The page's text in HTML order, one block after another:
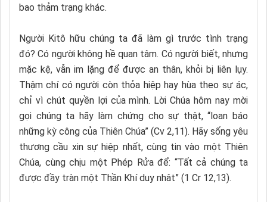
bao thảm trạng khác.
Người Kitô hữu chúng ta đã làm gì trước tình trạng
đó? Có người không hề quan tâm. Có người biết, nhưng
mặc kệ, vẫn im lặng để được an thân, khỏi bị liên lụy.
Thậm chí có người còn thỏa hiệp hay hùa theo sự ác,
chỉ vì chút quyền lợi của mình. Lời Chúa hôm nay mời
gọi chúng ta hãy làm chứng cho sự thật, “loan báo
những kỳ công của Thiên Chúa” (Cv 2,11). Hãy sống yêu
thương cầu xin sự hiệp nhất, cùng tin vào một Thiên
Chúa, cùng chịu một Phép Rửa để: “Tất cả chúng ta
được đầy tràn một Thần Khí duy nhât” (1 Cr 12,13).